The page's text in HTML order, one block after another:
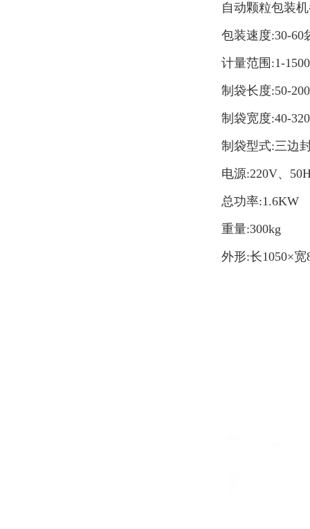
自动颗粒包装
包装速度:30-60
计量范围:1-
制袋长度:50-
制袋宽度:40-
制袋型式:三边
电源:220V、
总功率:1.6KW
重量:300kg
外形:长1050×宽